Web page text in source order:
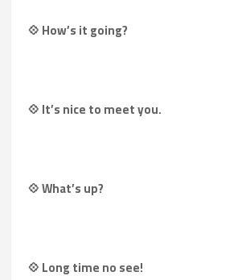
💠 How’s it going?
💠 It’s nice to meet you.
💠 What’s up?
💠 Long time no see!